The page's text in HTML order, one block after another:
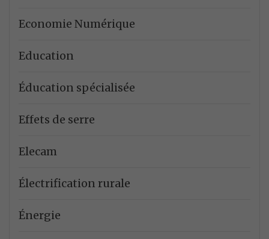
Economie Numérique
Education
Éducation spécialisée
Effets de serre
Elecam
Électrification rurale
Énergie